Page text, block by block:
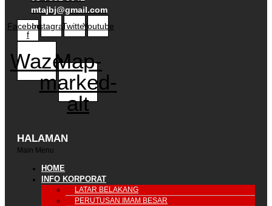
mtajbj@gmail.com
Facebook-
f
InstagramTwitterYoutube
WazeMap-
marked-
alt
HALAMAN
Main Menu
HOME
INFO KORPORAT
LATAR BELAKANG
PERUTUSAN IMAM BESAR